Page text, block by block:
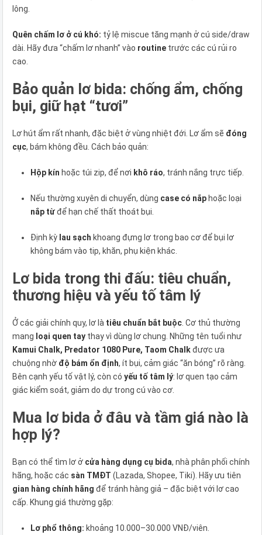
lông.
Quên chấm lơ ở cú khó: tỷ lệ miscue tăng mạnh ở cú side/draw
dài. Hãy đưa “chấm lơ nhanh” vào routine trước các cú rủi ro
cao.
Bảo quản lơ bida: chống ẩm, chống
bụi, giữ hạt “tươi”
Lơ hút ẩm rất nhanh, đặc biệt ở vùng nhiệt đới. Lơ ẩm sẽ đóng
cục, bám không đều. Cách bảo quản:
Hộp kín hoặc túi zip, để nơi khô ráo, tránh nắng trực tiếp.
Nếu thường xuyên di chuyển, dùng case có nắphoặc loại
nắp từđể hạn chế thất thoát bụi.
Định kỳ lau sạch khoang đựng lơ trong bao cơ để bụi lơ
không bám vào tip, khăn, phụ kiện khác.
Lơ bida trong thi đấu: tiêu chuẩn,
thương hiệu và yếu tố tâm lý
Ở các giải chính quy, lơ là tiêu chuẩn bắt buộc . Cơ thủ thường
mang loại quen tay thay vì dùng lơ chung. Những tên tuổi như
Kamui Chalk, Predator 1080 Pure, Taom Chalkđược ưa
chuộng nhờ độ bám ổn định, ít bụi, cảm giác “ăn bóng” rõ ràng.
Bên cạnh yếu tố vật lý, còn có yếu tố tâm lý: lơ quen tạo cảm
giác kiểm soát, giảm do dự trong cú vào cơ.
Mua lơ bida ở đâu và tầm giá nào là
hợp lý?
Bạn có thể tìm lơ ở cửa hàng dụng cụ bida, nhà phân phối chính
hãng, hoặc các sàn TMĐT (Lazada, Shopee, Tiki). Hãy ưu tiên
gian hàng chính hãng để tránh hàng giả – đặc biệt với lơ cao
cấp. Khung giá thường gặp:
Lơ phổ thông: khoảng 10.000–30.000 VNĐ/viên.